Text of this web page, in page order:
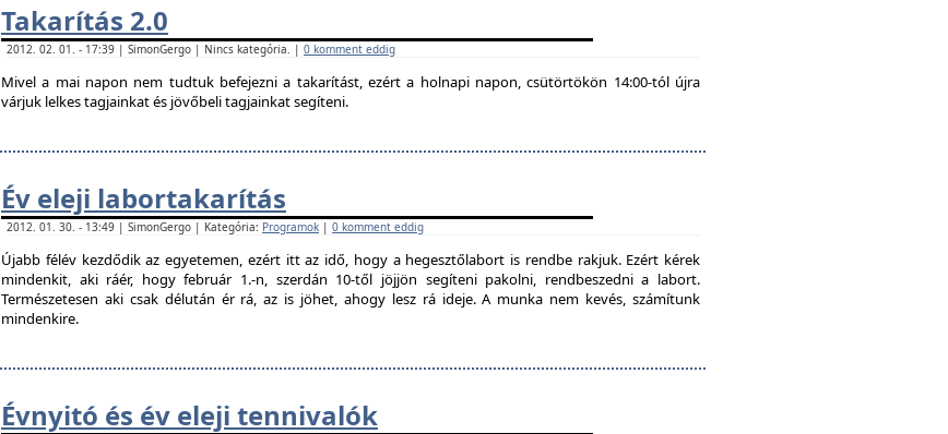
Takarítás 2.0
2012. 02. 01. - 17:39 | SimonGergo | Nincs kategória. | 0 komment eddig
Mivel a mai napon nem tudtuk befejezni a takarítást, ezért a holnapi napon, csütörtökön 14:00-tól újra
várjuk lelkes tagjainkat és jövőbeli tagjainkat segíteni.
Év eleji labortakarítás
2012. 01. 30. - 13:49 | SimonGergo | Kategória: Programok | 0 komment eddig
Újabb félév kezdődik az egyetemen, ezért itt az idő, hogy a hegesztőlabort is rendbe rakjuk. Ezért kérek
mindenkit, aki ráér, hogy február 1.-n, szerdán 10-től jöjjön segíteni pakolni, rendbeszedni a labort.
Természetesen aki csak délután ér rá, az is jöhet, ahogy lesz rá ideje. A munka nem kevés, számítunk
mindenkire.
Évnyitó és év eleji tennivalók